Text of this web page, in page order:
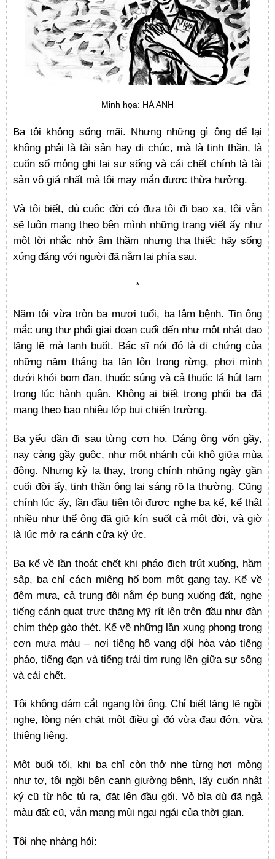
Minh họa: HÀ ANH
Ba tôi không sống mãi. Nhưng những gì ông để lại
không phải là tài sản hay di chúc, mà là tinh thần, là
cuốn sổ mỏng ghi lại sự sống và cái chết chính là tài
sản vô giá nhất mà tôi may mắn được thừa hưởng.
Và tôi biết, dù cuộc đời có đưa tôi đi bao xa, tôi vẫn
sẽ luôn mang theo bên mình những trang viết ấy như
một lời nhắc nhở âm thầm nhưng tha thiết: hãy sống
xứng đáng với người đã nằm lại phía sau.
*
Năm tôi vừa tròn ba mươi tuổi, ba lâm bệnh. Tin ông
mắc ung thư phổi giai đoạn cuối đến như một nhát dao
lặng lẽ mà lạnh buốt. Bác sĩ nói đó là di chứng của
những năm tháng ba lăn lộn trong rừng, phơi mình
dưới khói bom đạn, thuốc súng và cả thuốc lá hút tạm
trong lúc hành quân. Không ai biết trong phổi ba đã
mang theo bao nhiêu lớp bụi chiến trường.
Ba yếu dần đi sau từng cơn ho. Dáng ông vốn gầy,
nay càng gầy guộc, như một nhánh củi khô giữa mùa
đông. Nhưng kỳ lạ thay, trong chính những ngày gần
cuối đời ấy, tinh thần ông lại sáng rõ lạ thường. Cũng
chính lúc ấy, lần đầu tiên tôi được nghe ba kể, kể thật
nhiều như thể ông đã giữ kín suốt cả một đời, và giờ
là lúc mở ra cánh cửa ký ức.
Ba kể về lần thoát chết khi pháo địch trút xuống, hầm
sập, ba chỉ cách miệng hố bom một gang tay. Kể về
đêm mưa, cả trung đội nằm ép bụng xuống đất, nghe
tiếng cánh quạt trực thăng Mỹ rít lên trên đầu như đàn
chim thép gào thét. Kể về những lần xung phong trong
cơn mưa máu – nơi tiếng hô vang dội hòa vào tiếng
pháo, tiếng đạn và tiếng trái tim rung lên giữa sự sống
và cái chết.
Tôi không dám cắt ngang lời ông. Chỉ biết lặng lẽ ngồi
nghe, lòng nén chặt một điều gì đó vừa đau đớn, vừa
thiêng liêng.
Một buổi tối, khi ba chỉ còn thở nhẹ từng hơi mỏng
như tơ, tôi ngồi bên cạnh giường bệnh, lấy cuốn nhật
ký cũ từ hộc tủ ra, đặt lên đầu gối. Vỏ bìa dù đã ngả
màu đất cũ, vẫn mang mùi ngai ngái của thời gian.
Tôi nhẹ nhàng hỏi: